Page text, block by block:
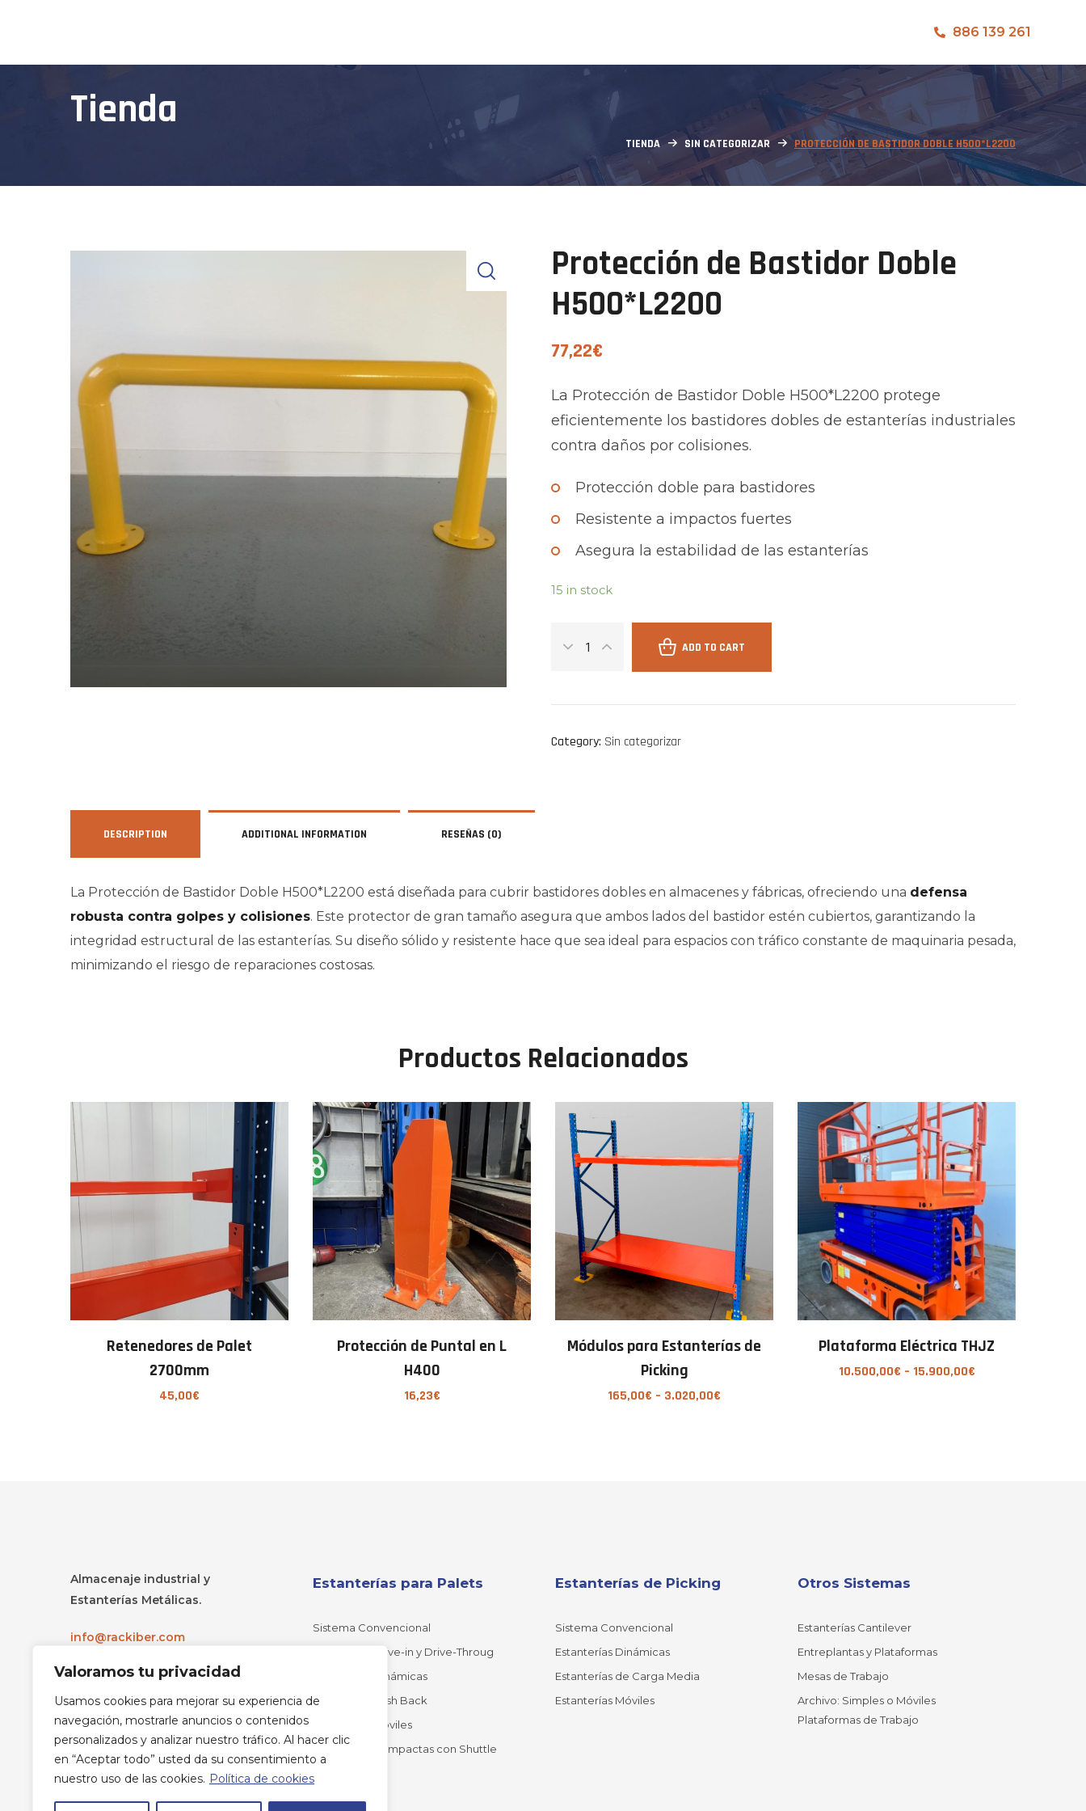
Valoramos tu privacidad
Usamos cookies para mejorar su experiencia de
navegación, mostrarle anuncios o contenidos
personalizados y analizar nuestro tráfico. Al hacer clic
en “Aceptar todo” usted da su consentimiento a
nuestro uso de las cookies. Política de cookies
886 139 261
Tienda
TIENDA SIN CATEGORIZAR PROTECCIÓN DE BASTIDOR DOBLE H500*L2200
Protección de Bastidor Doble
H500*L2200
77,22€
La Protección de Bastidor Doble H500*L2200 protege
eficientemente los bastidores dobles de estanterías industriales
contra daños por colisiones.
Protección doble para bastidores
Resistente a impactos fuertes
Asegura la estabilidad de las estanterías
15 in stock
ADD TO CART
Category: Sin categorizar
DESCRIPTION ADDITIONAL INFORMATION RESEÑAS (0)
La Protección de Bastidor Doble H500*L2200 está diseñada para cubrir bastidores dobles en almacenes y fábricas, ofreciendo una defensa
robusta contra golpes y colisiones. Este protector de gran tamaño asegura que ambos lados del bastidor estén cubiertos, garantizando la
integridad estructural de las estanterías. Su diseño sólido y resistente hace que sea ideal para espacios con tráfico constante de maquinaria pesada,
minimizando el riesgo de reparaciones costosas.
Productos Relacionados
Retenedores de Palet
2700mm
45,00€
Protección de Puntal en L
H400
16,23€
Módulos para Estanterías de
Picking
165,00€ – 3.020,00€
Plataforma Eléctrica THJZ
10.500,00€ – 15.900,00€
Almacenaje industrial y
Estanterías Metálicas.
info@rackiber.com
Política de Privacidad
Bono Enerxía
Estanterías para Palets
Sistema Convencional
Estanterías Drive-in y Drive-Throug
Estanterías Dinámicas
Estanterías Push Back
Estanterías Móviles
Estanterías Compactas con Shuttle
Estanterías de Picking
Sistema Convencional
Estanterías Dinámicas
Estanterías de Carga Media
Estanterías Móviles
Otros Sistemas
Estanterías Cantilever
Entreplantas y Plataformas
Mesas de Trabajo
Archivo: Simples o Móviles
Plataformas de Trabajo